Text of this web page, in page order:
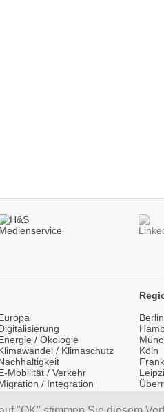
/ Ökologie
/ Klimaschutz
Mobilität / Verkehr
/ Integration
Vorträge / Keynotes
Berlin
Köln